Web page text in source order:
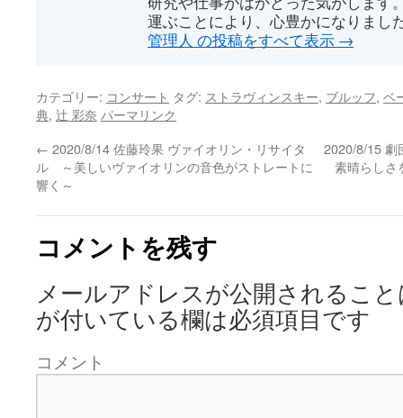
き
ま
す)
運ぶことにより、心豊かになりまし
管理人 の投稿をすべて表示 →
カテゴリー: コンサート タグ: ストラヴィンスキー, ブルッフ, ベ
典, 辻 彩奈 パーマリンク
← 2020/8/14 佐藤玲果 ヴァイオリン・リサイタ
ル ～美しいヴァイオリンの音色がストレートに
響く～
2020/8/15
素晴らしさ
コメントを残す
メールアドレスが公開されるこ
が付いている欄は必須項目です
コメント